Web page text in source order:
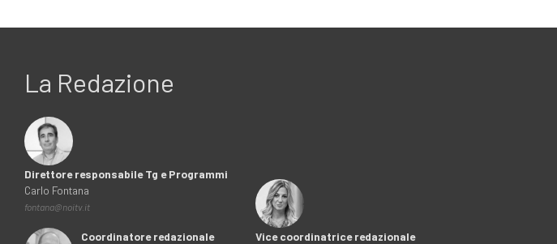
La Redazione
Direttore responsabile Tg e Programmi
Carlo Fontana
fontana@noitv.it
Coordinatore redazionale
Vice coordinatrice redazionale